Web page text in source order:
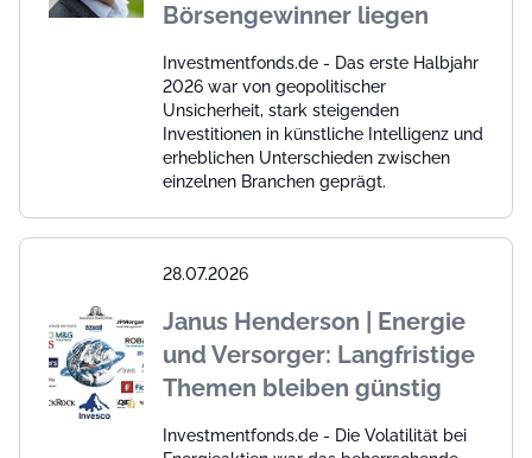
Börsengewinner liegen
Investmentfonds.de - Das erste Halbjahr
2026 war von geopolitischer
Unsicherheit, stark steigenden
Investitionen in künstliche Intelligenz und
erheblichen Unterschieden zwischen
einzelnen Branchen geprägt.
28.07.2026
Janus Henderson | Energie
und Versorger: Langfristige
Themen bleiben günstig
Investmentfonds.de - Die Volatilität bei